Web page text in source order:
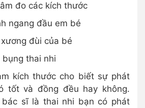
đo các kích thước
ngang đầu em bé
đùi của bé
thai nhi
kích thước cho biết sự phát
tốt và đồng đều hay không.
bác sĩ là thai nhi bạn có phát